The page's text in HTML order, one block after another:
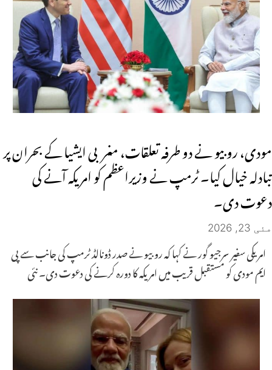
مودی، روبیو نے دو طرفہ تعلقات، مغربی ایشیا کے بحران پر
تبادلہ خیال کیا۔ ٹرمپ نے وزیراعظم کو امریکہ آنے کی
دعوت دی۔
مئی 23, 2026
امریکی سفیر سرجیو گور نے کہا کہ روبیو نے صدر ڈونالڈ ٹرمپ کی جانب سے پی
ایم مودی کو مستقبل قریب میں امریکہ کا دورہ کرنے کی دعوت دی۔ نئی